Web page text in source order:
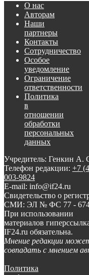
О нас
Авторам
Наши
партнеры
Контакты
Сотрудничество
Особое
уведомление
Ограничение
ответственности
Политика
в
отношении
обработки
персональных
данных
Учредитель: Генкин А.
Телефон редакции: +7
003-9824
E-mail: info@if24.ru
Свидетельство о
СМИ: ЭЛ № ФС 77 -
При использовании
материалов
IF24.ru обязательна.
Мнение редакции
совпадать с мнением
Политика